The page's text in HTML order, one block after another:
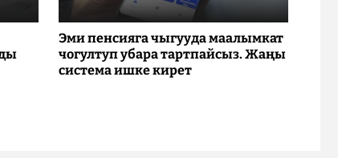
Эми пенсияга чыгууда маалымкат
чогултуп убара тартпайсыз. Жаңы
система ишке кирет